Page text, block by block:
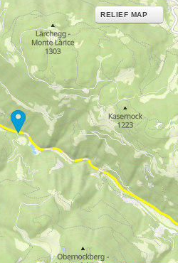
RELIEF MAP